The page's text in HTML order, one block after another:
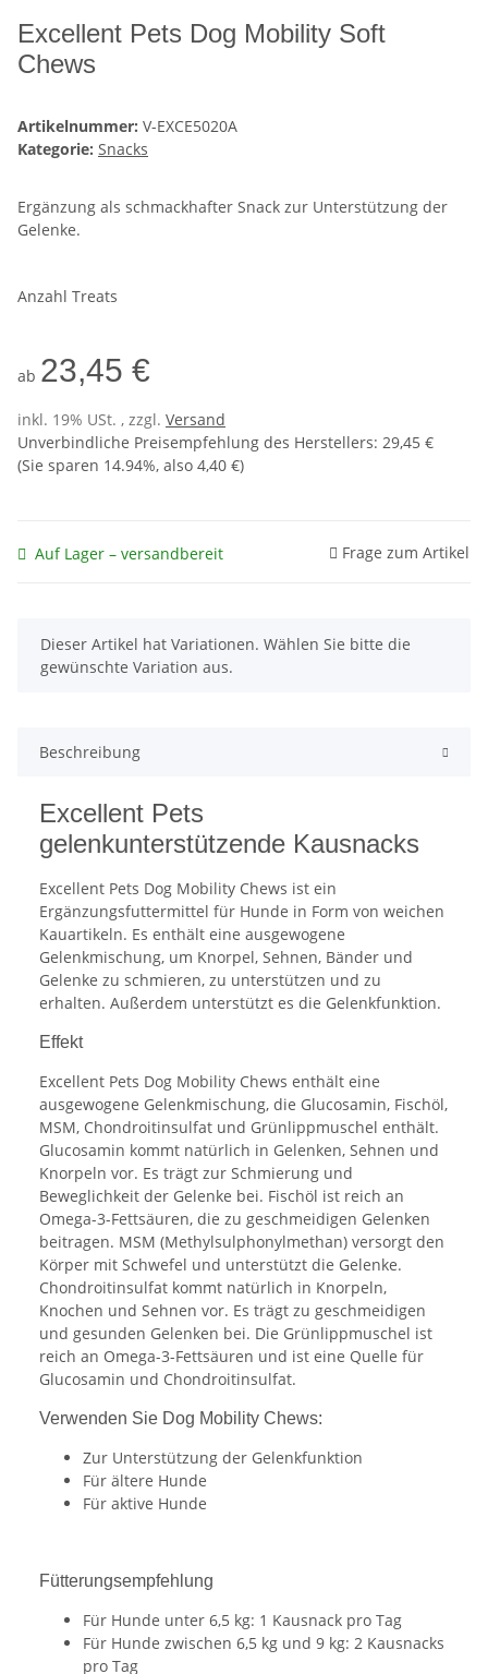
Excellent Pets Dog Mobility Soft
Chews
Artikelnummer: V-EXCE5020A
Kategorie: Snacks
Ergänzung als schmackhafter Snack zur Unterstützung der
Gelenke.
Anzahl Treats
ab 23,45 €
inkl. 19% USt. , zzgl. Versand
Unverbindliche Preisempfehlung des Herstellers: 29,45 €
(Sie sparen 14.94%, also 4,40 €)
Auf Lager – versandbereit Frage zum Artikel
x
Dieser Artikel hat Variationen. Wählen Sie bitte die
gewünschte Variation aus.
Beschreibung
Excellent Pets
gelenkunterstützende Kausnacks
Excellent Pets Dog Mobility Chews ist ein
Ergänzungsfuttermittel für Hunde in Form von weichen
Kauartikeln. Es enthält eine ausgewogene
Gelenkmischung, um Knorpel, Sehnen, Bänder und
Gelenke zu schmieren, zu unterstützen und zu
erhalten. Außerdem unterstützt es die Gelenkfunktion.
Effekt
Excellent Pets Dog Mobility Chews enthält eine
ausgewogene Gelenkmischung, die Glucosamin, Fischöl,
MSM, Chondroitinsulfat und Grünlippmuschel enthält.
Glucosamin kommt natürlich in Gelenken, Sehnen und
Knorpeln vor. Es trägt zur Schmierung und
Beweglichkeit der Gelenke bei. Fischöl ist reich an
Omega-3-Fettsäuren, die zu geschmeidigen Gelenken
beitragen. MSM (Methylsulphonylmethan) versorgt den
Körper mit Schwefel und unterstützt die Gelenke.
Chondroitinsulfat kommt natürlich in Knorpeln,
Knochen und Sehnen vor. Es trägt zu geschmeidigen
und gesunden Gelenken bei. Die Grünlippmuschel ist
reich an Omega-3-Fettsäuren und ist eine Quelle für
Glucosamin und Chondroitinsulfat.
Verwenden Sie Dog Mobility Chews:
Zur Unterstützung der Gelenkfunktion
Für ältere Hunde
Für aktive Hunde
Fütterungsempfehlung
Für Hunde unter 6,5 kg: 1 Kausnack pro Tag
Für Hunde zwischen 6,5 kg und 9 kg: 2 Kausnacks
pro Tag